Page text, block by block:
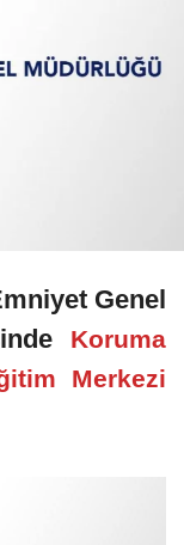
Genel
Koruma
Merkezi